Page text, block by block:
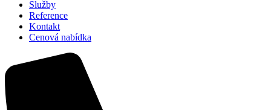
Služby
Reference
Kontakt
Cenová nabídka